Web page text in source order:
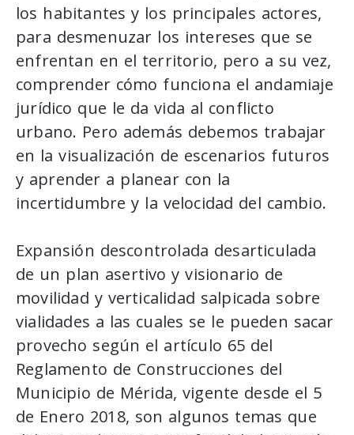
los habitantes y los principales actores,
para desmenuzar los intereses que se
enfrentan en el territorio, pero a su vez,
comprender cómo funciona el andamiaje
jurídico que le da vida al conflicto
urbano. Pero además debemos trabajar
en la visualización de escenarios futuros
y aprender a planear con la
incertidumbre y la velocidad del cambio.
Expansión descontrolada desarticulada
de un plan asertivo y visionario de
movilidad y verticalidad salpicada sobre
vialidades a las cuales se le pueden sacar
provecho según el artículo 65 del
Reglamento de Construcciones del
Municipio de Mérida, vigente desde el 5
de Enero 2018, son algunos temas que